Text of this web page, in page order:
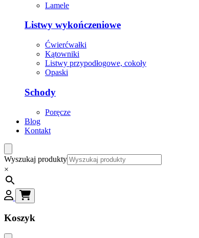
Lamele
Listwy wykończeniowe
Ćwierćwałki
Kątowniki
Listwy przypodłogowe, cokoły
Opaski
Schody
Poręcze
Blog
Kontakt
Wyszukaj produkty
×
Koszyk